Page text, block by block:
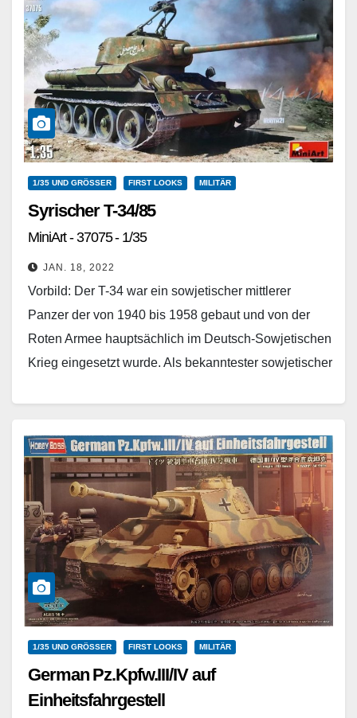
1/35 UND GRÖSSER FIRST LOOKS MILITÄR
Syrischer T-34/85
MiniArt - 37075 - 1/35
JAN. 18, 2022
Vorbild: Der T-34 war ein sowjetischer mittlerer
Panzer der von 1940 bis 1958 gebaut und von der
Roten Armee hauptsächlich im Deutsch-Sowjetischen
Krieg eingesetzt wurde. Als bekanntester sowjetischer
1/35 UND GRÖSSER FIRST LOOKS MILITÄR
German Pz.Kpfw.III/IV auf
Einheitsfahrgestell